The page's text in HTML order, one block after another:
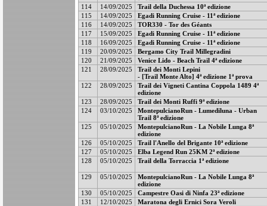
114
14/09/2025
Trail della Duchessa 10ª edizione
115
14/09/2025
Egadi Running Cruise - 11ª edizione
116
14/09/2025
TOR330 - Tor des Géants
117
15/09/2025
Egadi Running Cruise - 11ª edizione
118
16/09/2025
Egadi Running Cruise - 11ª edizione
119
20/09/2025
Bergamo City Trail Millegradini
120
21/09/2025
Venice Lido - Beach Trail 4ª edizione
121
28/09/2025
Trail dei Monti Lepini
- [Trail Monte Alto] 4ª edizione 1ª prova
122
28/09/2025
Trail dei Vigneti Cantina Coppola 1489 4ª
edizione
123
28/09/2025
Trail dei Monti Ruffi 9ª edizione
124
03/10/2025
MontepulcianoRun - Lumediluna - Urban
Trail 8ª edizione
125
05/10/2025
MontepulcianoRun - La Nobile Lunga 8ª
edizione
126
05/10/2025
Trail l'Anello del Brigante 10ª edizione
127
05/10/2025
Elba Legend Run 25KM 2ª edizione
128
05/10/2025 Trail della Torraccia 1ª edizione
129 05/10/2025
MontepulcianoRun - La Nobile Lunga 8ª
edizione
130
05/10/2025
Campestre Oasi di Ninfa 23ª edizione
131
12/10/2025
Maratona degli Ernici Sora Veroli